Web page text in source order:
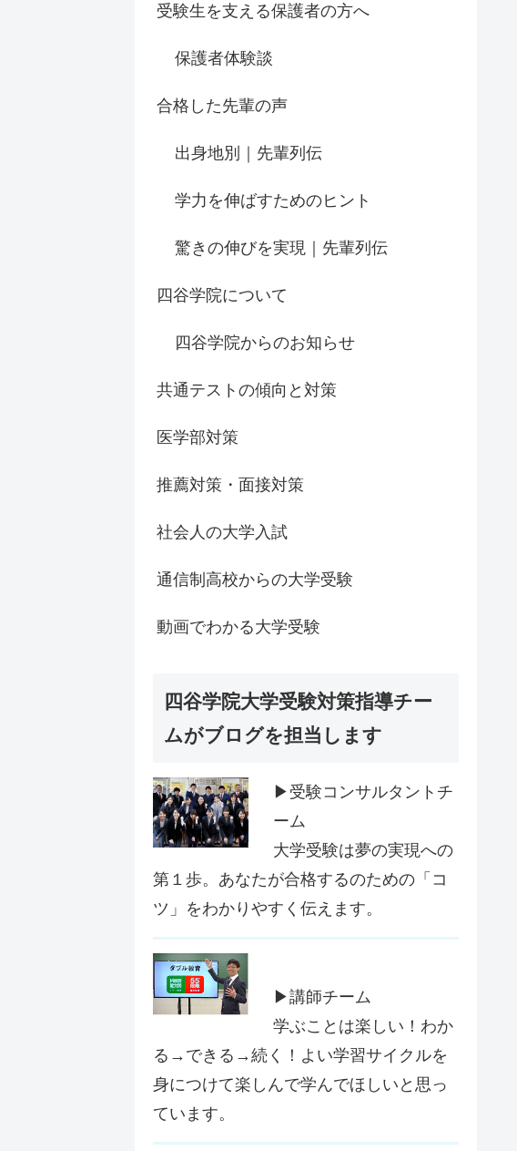
受験生を支える保護者の方へ
保護者体験談
合格した先輩の声
出身地別｜先輩列伝
学力を伸ばすためのヒント
驚きの伸びを実現｜先輩列伝
四谷学院について
四谷学院からのお知らせ
共通テストの傾向と対策
医学部対策
推薦対策・面接対策
社会人の大学入試
通信制高校からの大学受験
動画でわかる大学受験
四谷学院大学受験対策指導チー
ムがブログを担当します
▶受験コンサルタントチ
ーム
大学受験は夢の実現への
第１歩。あなたが合格するのための「コ
ツ」をわかりやすく伝えます。
▶講師チーム
学ぶことは楽しい！わか
る→できる→続く！よい学習サイクルを
身につけて楽しんで学んでほしいと思っ
ています。